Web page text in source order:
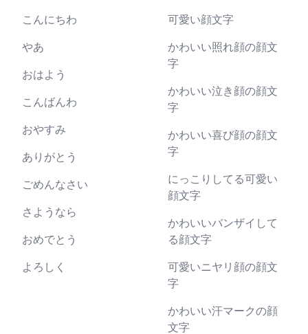
こんにちわ
やあ
おはよう
こんばんわ
おやすみ
ありがとう
ごめんなさい
さようなら
おめでとう
よろしく
可愛い顔文字
かわいい照れ顔の顔文
字
かわいい泣き顔の顔文
字
かわいい喜び顔の顔文
字
にっこりしてる可愛い
顔文字
かわいいバンザイして
る顔文字
可愛いニヤリ顔の顔文
字
かわいい汗マークの顔
文字